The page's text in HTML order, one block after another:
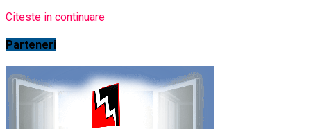
Citeste in continuare
Parteneri